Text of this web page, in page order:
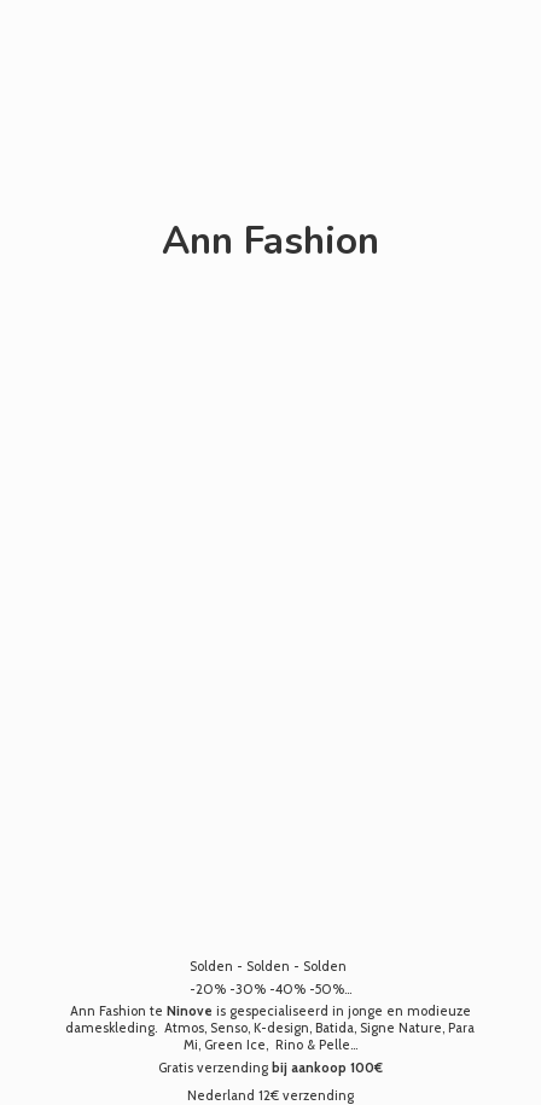
Ann Fashion
Solden - Solden - Solden
-20% -30% -40% -50%...
Ann Fashion te Ninove is gespecialiseerd in jonge en modieuze
dameskleding. Atmos, Senso, K-design, Batida, Signe Nature, Para
Mi, Green Ice, Rino & Pelle...
Gratis verzending bij aankoop 100€
Nederland 12€ verzending